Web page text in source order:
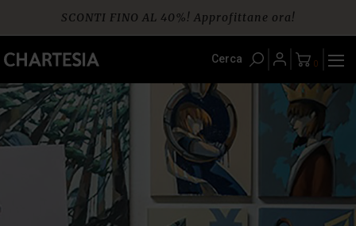
content
SCONTI FINO AL 40%! Approfittane ora!
Spedizione gratuita per ordini da € 60
Cerca 0